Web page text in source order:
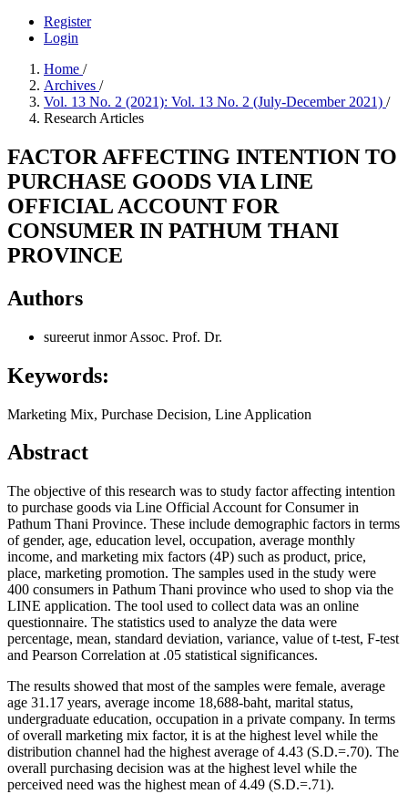
Register
Login
Home /
Archives /
Vol. 13 No. 2 (2021): Vol. 13 No. 2 (July-December 2021) /
Research Articles
FACTOR AFFECTING INTENTION TO
PURCHASE GOODS VIA LINE
OFFICIAL ACCOUNT FOR
CONSUMER IN PATHUM THANI
PROVINCE
Authors
sureerut inmorAssoc. Prof. Dr.
Keywords:
Marketing Mix, Purchase Decision, Line Application
Abstract
The objective of this research was to study factor affecting intention
to purchase goods via Line Official Account for Consumer in
Pathum Thani Province. These include demographic factors in terms
of gender, age, education level, occupation, average monthly
income, and marketing mix factors (4P) such as product, price,
place, marketing promotion. The samples used in the study were
400 consumers in Pathum Thani province who used to shop via the
LINE application. The tool used to collect data was an online
questionnaire. The statistics used to analyze the data were
percentage, mean, standard deviation, variance, value of t-test, F-test
and Pearson Correlation at .05 statistical significances.
The results showed that most of the samples were female, average
age 31.17 years, average income 18,688-baht, marital status,
undergraduate education, occupation in a private company. In terms
of overall marketing mix factor, it is at the highest level while the
distribution channel had the highest average of 4.43 (S.D.=.70). The
overall purchasing decision was at the highest level while the
perceived need was the highest mean of 4.49 (S.D.=.71).